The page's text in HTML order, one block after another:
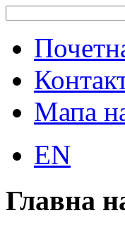
Мапа
EN
Главна